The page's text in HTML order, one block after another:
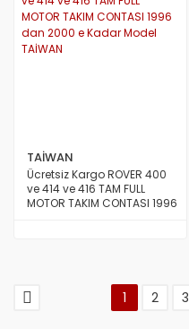
TAİWAN
Ücretsiz Kargo ROVER 400
ve 414 ve 416 TAM FULL
MOTOR TAKIM CONTASI 1996
1 2 3